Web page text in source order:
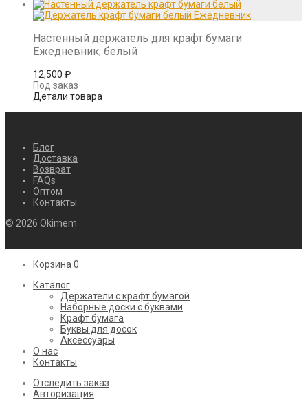
Настенный держатель для крафт бумаги
Ежедневник, белый
12,500 ₽
Под заказ
Детали товара
Блог
Доставка
Возврат
FAQs
Оптом
Контакты
© 2026 Okimem
Корзина 0
Каталог
Держатели с крафт бумагой
Наборные доски с буквами
Крафт бумага
Буквы для досок
Аксессуары
О нас
Контакты
Отследить заказ
Авторизация